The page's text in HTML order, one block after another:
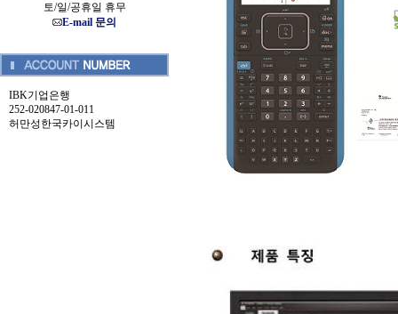
토/일/공휴일 휴무
E-mail 문의
IBK기업은행
252-020847-01-011
허만성한국카이시스템